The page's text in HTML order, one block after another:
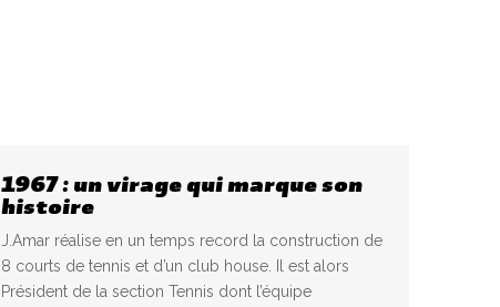
1967 : un virage qui marque son
histoire
J.Amar réalise en un temps record la construction de
8 courts de tennis et d’un club house. Il est alors
Président de la section Tennis dont l’équipe